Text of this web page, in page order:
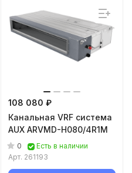
108 080 ₽
Канальная VRF система
AUX ARVMD-H080/4R1M
0
Есть в наличии
Арт. 261193